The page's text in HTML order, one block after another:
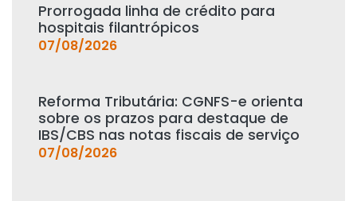
Prorrogada linha de crédito para
hospitais filantrópicos
07/08/2026
Reforma Tributária: CGNFS-e orienta
sobre os prazos para destaque de
IBS/CBS nas notas fiscais de serviço
07/08/2026